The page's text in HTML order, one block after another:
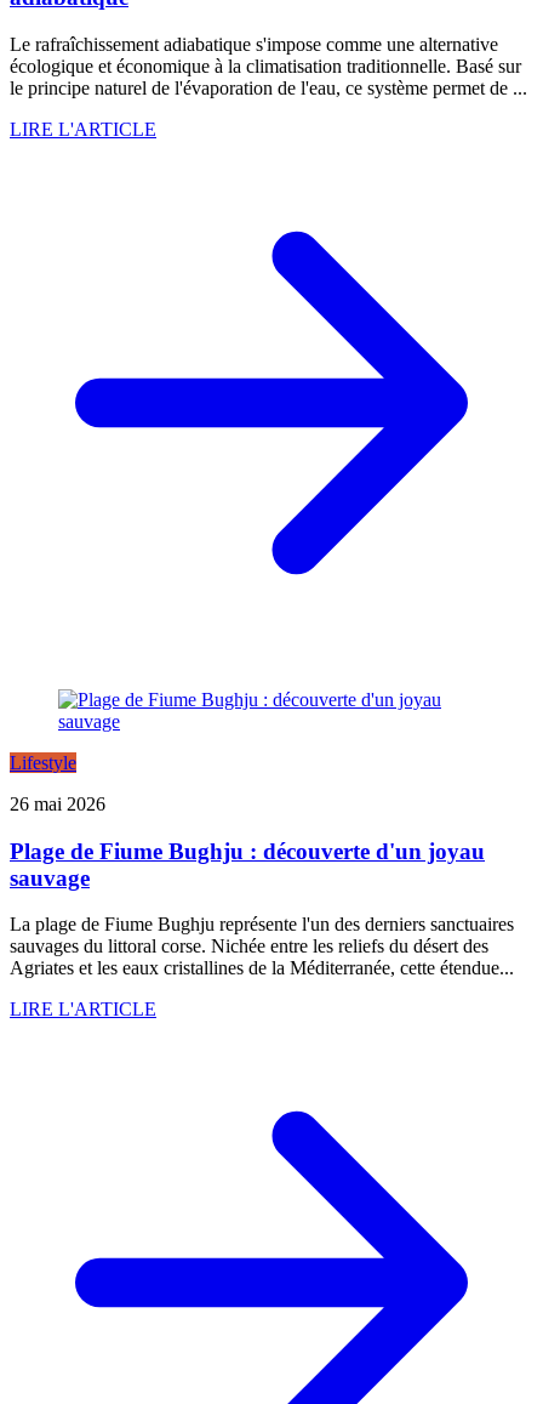
Le rafraîchissement adiabatique s'impose comme une alternative
écologique et économique à la climatisation traditionnelle. Basé sur
le principe naturel de l'évaporation de l'eau, ce système permet de ...
LIRE L'ARTICLE
Lifestyle
26 mai 2026
Plage de Fiume Bughju : découverte d'un joyau
sauvage
La plage de Fiume Bughju représente l'un des derniers sanctuaires
sauvages du littoral corse. Nichée entre les reliefs du désert des
Agriates et les eaux cristallines de la Méditerranée, cette étendue...
LIRE L'ARTICLE